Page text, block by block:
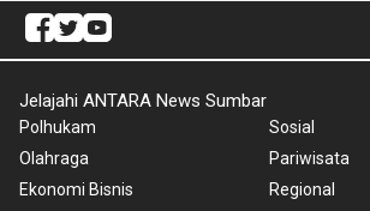
Jelajahi ANTARA News Sumbar
Polhukam
Olahraga
Ekonomi Bisnis
Sosial
Pariwisata
Regional